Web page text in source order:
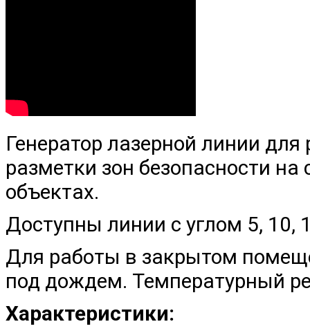
Генератор лазерной линии
разметки зон безопасности
объектах.
Доступны линии с углом 5, 10,
Для работы в закрытом
под дождем. Температурный
Характеристики: